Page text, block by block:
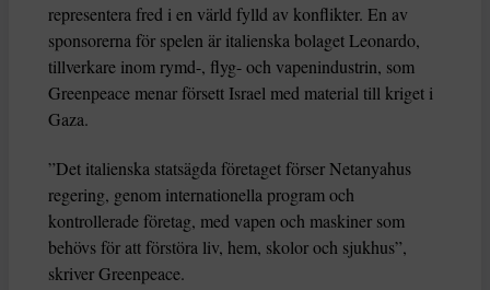
representera fred i en värld fylld av konflikter. En av
sponsorerna för spelen är italienska bolaget Leonardo,
tillverkare inom rymd-, flyg- och vapenindustrin, som
Greenpeace menar försett Israel med material till kriget i
Gaza.
”Det italienska statsägda företaget förser Netanyahus
regering, genom internationella program och
kontrollerade företag, med vapen och maskiner som
behövs för att förstöra liv, hem, skolor och sjukhus”,
skriver Greenpeace.